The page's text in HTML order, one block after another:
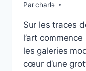
Parcharle
Sur les traces
l’art
les galeries
cœur d’une